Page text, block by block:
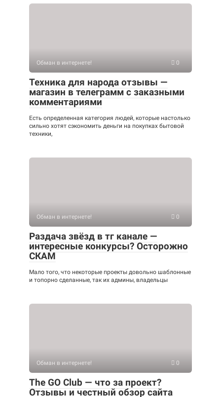
Обман в интернете! 0
Техника для народа отзывы —
магазин в телеграмм с заказными
комментариями
Есть определенная категория людей, которые настолько
сильно хотят сэкономить деньги на покупках бытовой
техники,
Обман в интернете! 0
Раздача звёзд в тг канале —
интересные конкурсы? Осторожно
СКАМ
Мало того, что некоторые проекты довольно шаблонные
и топорно сделанные, так их админы, владельцы
Обман в интернете! 0
The GO Club — что за проект?
Отзывы и честный обзор сайта